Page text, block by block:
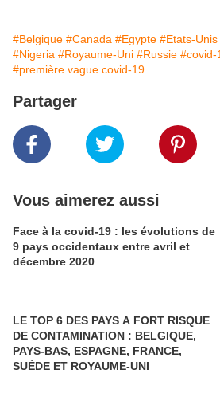
#Belgique #Canada #Egypte #Etats-Unis
#Nigeria #Royaume-Uni #Russie #covid-
#première vague covid-19
Partager
Vous aimerez aussi
Face à la covid-19 : les évolutions de
9 pays occidentaux entre avril et
décembre 2020
LE TOP 6 DES PAYS A FORT RISQUE
DE CONTAMINATION : BELGIQUE,
PAYS-BAS, ESPAGNE, FRANCE,
SUÈDE ET ROYAUME-UNI